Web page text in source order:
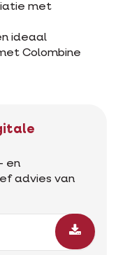
met
ideaal
Colombine
en
advies van